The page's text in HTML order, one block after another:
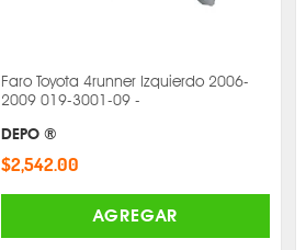
Faro Toyota 4runner Izquierdo 2006-
2009 019-3001-09 -
DEPO ®
$2,542.00
AGREGAR